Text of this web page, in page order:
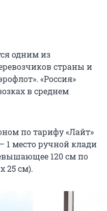
одним из
страны и
«Россия»
в среднем
по тарифу «Лайт»
1 место ручной клади
120 см по
25 см).